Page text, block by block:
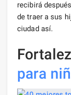
recibirá
de traer a sus
ciudad así.
para